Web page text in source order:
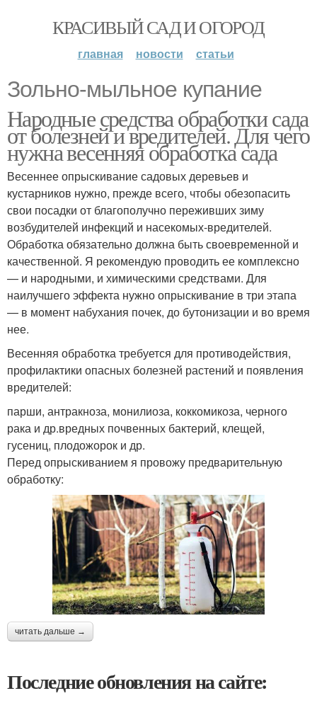
КРАСИВЫЙ САД И ОГОРОД
главная новости статьи
Зольно-мыльное купание
Народные средства обработки сада
от болезней и вредителей. Для чего
нужна весенняя обработка сада
Весеннее опрыскивание садовых деревьев и
кустарников нужно, прежде всего, чтобы обезопасить
свои посадки от благополучно переживших зиму
возбудителей инфекций и насекомых-вредителей.
Обработка обязательно должна быть своевременной и
качественной. Я рекомендую проводить ее комплексно
— и народными, и химическими средствами. Для
наилучшего эффекта нужно опрыскивание в три этапа
— в момент набухания почек, до бутонизации и во время
нее.
Весенняя обработка требуется для противодействия,
профилактики опасных болезней растений и появления
вредителей:
парши, антракноза, монилиоза, коккомикоза, черного
рака и др.вредных почвенных бактерий, клещей,
гусениц, плодожорок и др.
Перед опрыскиванием я провожу предварительную
обработку:
читать дальше →
Последние обновления на сайте: